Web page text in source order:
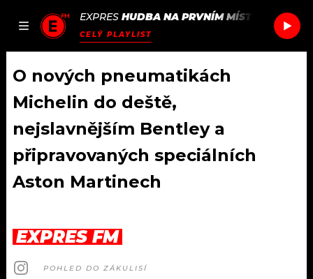
JAK
SEZNAM.CZ
EXPRES HUDBA NA PRVNÍM MÍSTĚ GIRL IN
CELÝ PLAYLIST
DOMŮ
ČLÁNKY
AKTUÁLNĚ
PODCASTY
RÁDIO
O nových pneumatikách
Michelin do deště,
nejslavnějším Bentley a
připravovaných speciálních
Aston Martinech
EXPRES FM
POHLED DO ZÁKULISÍ